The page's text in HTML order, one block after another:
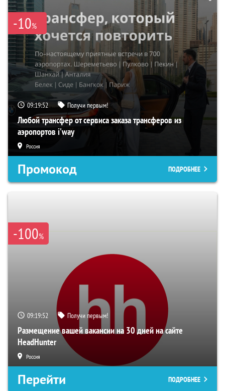
-10%
09:19:51 Получи первым!
Любой трансфер от сервиса заказа трансферов из
аэропортов i'way
Россия
Промокод ПОДРОБНЕЕ
-100%
09:19:51 Получи первым!
Размещение вашей вакансии на 30 дней на сайте
HeadHunter
Россия
Перейти ПОДРОБНЕЕ